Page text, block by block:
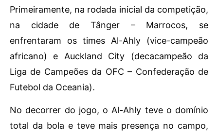
Primeiramente, na rodada inicial da competição,
na cidade de Tânger – Marrocos, se
enfrentaram os times Al-Ahly (vice-campeão
africano) e Auckland City (decacampeão da
Liga de Campeões da OFC – Confederação de
Futebol da Oceania).
No decorrer do jogo, o Al-Ahly teve o domínio
total da bola e teve mais presença no campo,